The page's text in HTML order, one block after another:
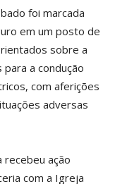
foi marcada
em um posto de
sobre a
a condução
com aferições
adversas
recebeu ação
com a Igreja